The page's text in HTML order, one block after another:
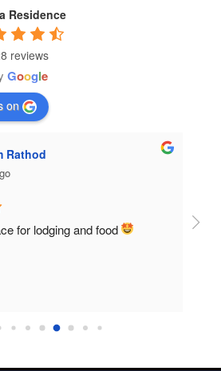
Residence
reviews
Google
on
Rathod
for lodging and food